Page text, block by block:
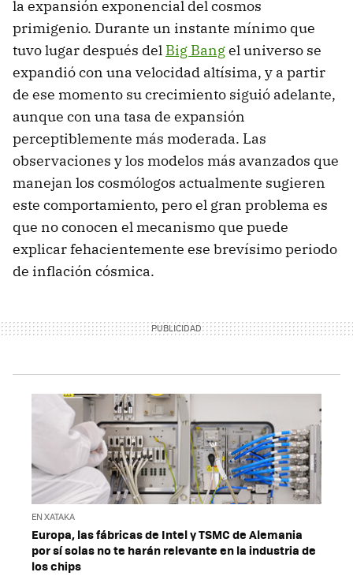
la expansión exponencial del cosmos
primigenio. Durante un instante mínimo que
tuvo lugar después del Big Bangel universo se
expandió con una velocidad altísima, y a partir
de ese momento su crecimiento siguió adelante,
aunque con una tasa de expansión
perceptiblemente más moderada. Las
observaciones y los modelos más avanzados que
manejan los cosmólogos actualmente sugieren
este comportamiento, pero el gran problema es
que no conocen el mecanismo que puede
explicar fehacientemente ese brevísimo periodo
de inflación cósmica.
EN XATAKA
Europa, las fábricas de Intel y TSMC de Alemania
por sí solas no te harán relevante en la industria de
los chips